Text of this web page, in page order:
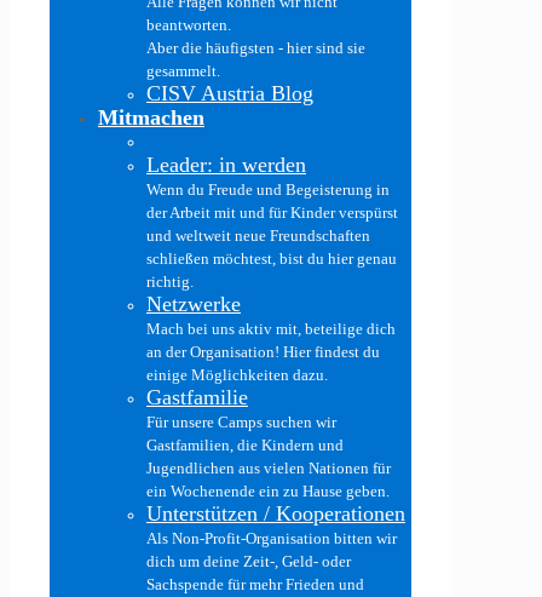
beantworten.
Aber die häufigsten - hier sind sie
gesammelt.
CISV Austria Blog
Mitmachen
Leader: in werden
Wenn du Freude und Begeisterung in
der Arbeit mit und für Kinder verspürst
und weltweit neue Freundschaften
schließen möchtest, bist du hier genau
richtig.
Netzwerke
Mach bei uns aktiv mit, beteilige dich
an der Organisation! Hier findest du
einige Möglichkeiten dazu.
Gastfamilie
Für unsere Camps suchen wir
Gastfamilien, die Kindern und
Jugendlichen aus vielen Nationen für
ein Wochenende ein zu Hause geben.
Unterstützen / Kooperationen
Als Non-Profit-Organisation bitten wir
dich um deine Zeit-, Geld- oder
Sachspende für mehr Frieden und